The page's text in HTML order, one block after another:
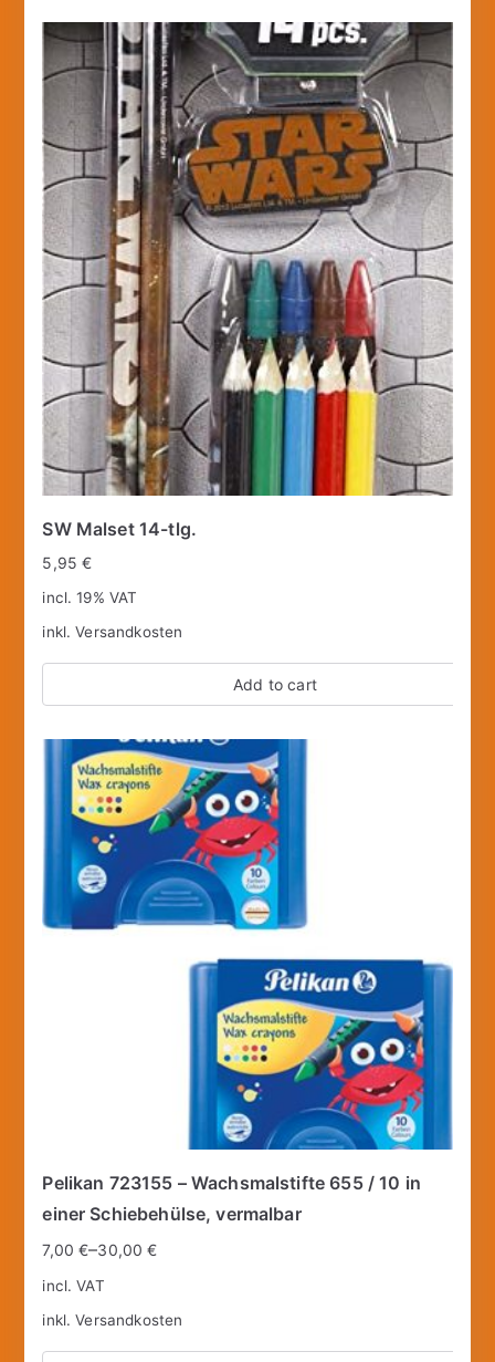
SW Malset 14-tlg.
5,95€
incl. 19% VAT
inkl.Versandkosten
Add to cart
Pelikan 723155 – Wachsmalstifte 655 / 10 in
einer Schiebehülse, vermalbar
7,00€–30,00€
incl. VAT
inkl.Versandkosten